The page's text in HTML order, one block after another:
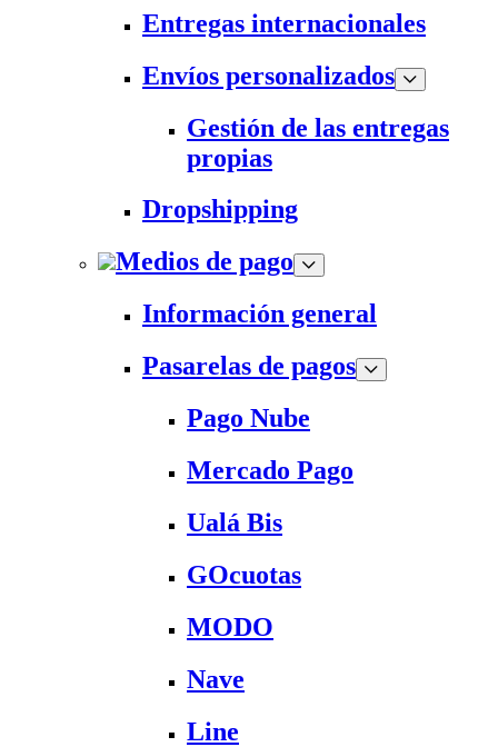
Entregas internacionales
Envíos personalizados
Gestión de las entregas
propias
Dropshipping
Medios de pago
Información general
Pasarelas de pagos
Pago Nube
Mercado Pago
Ualá Bis
GOcuotas
MODO
Nave
Line